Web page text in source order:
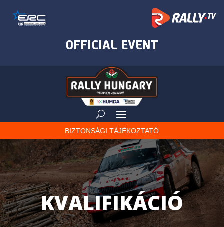
BIZTONSÁGI TÁJÉKOZTATÓ
KVALIFIKÁCIÓ